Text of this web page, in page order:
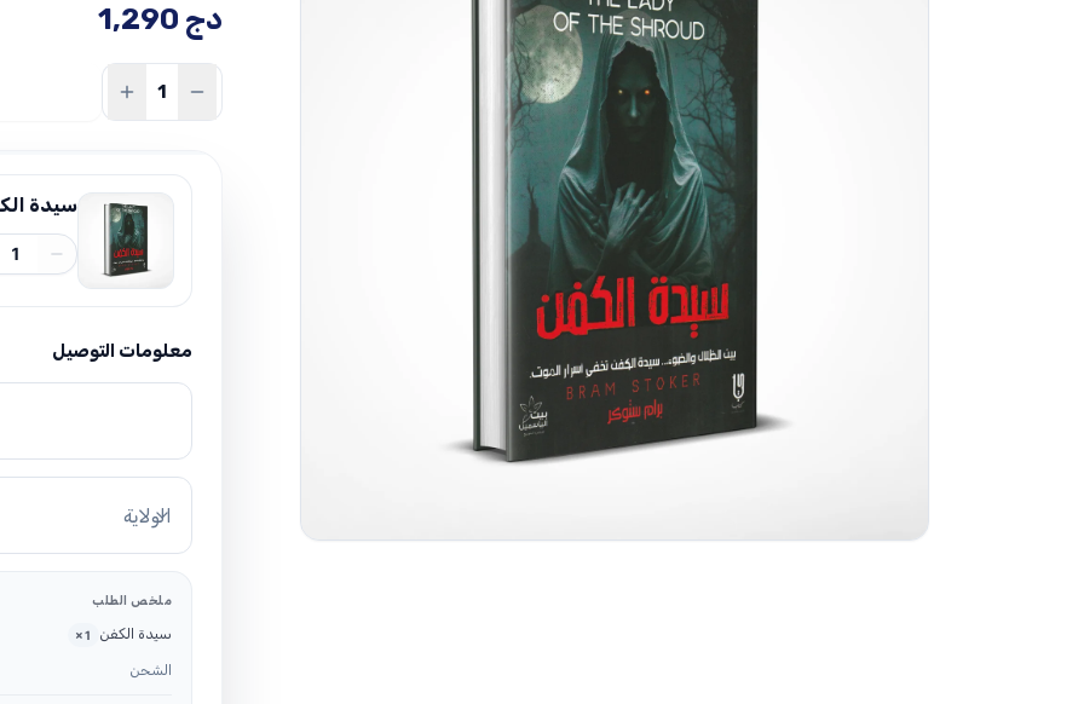
1,290 دج
سيدة
1
معلومات التوصيل
الولاية
ملخص الطلب
سيدة الكفن ×1
الشحن